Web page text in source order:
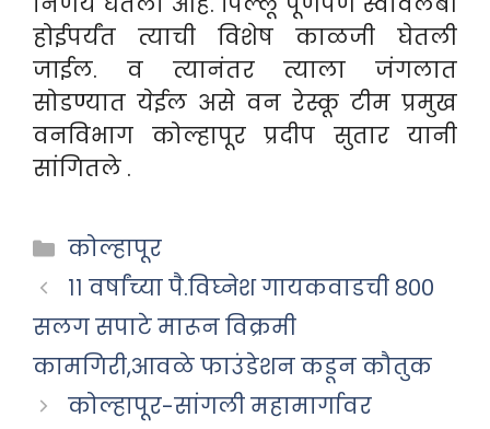
होईपर्यंत त्याची विशेष काळजी घेतली
जाईल. व त्यानंतर त्याला जंगलात
सोडण्यात येईल असे वन रेस्कू टीम प्रमुख
वनविभाग कोल्हापूर प्रदीप सुतार यानी
सांगितले .
Categories
कोल्हापूर
११ वर्षांच्या पै.विघ्नेश गायकवाडची ८००
सलग सपाटे मारून विक्रमी
कामगिरी,आवळे फाउंडेशन कडून कौतुक
कोल्हापूर-सांगली महामार्गावर